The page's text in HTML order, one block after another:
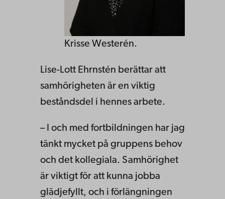
Krisse Westerén.
Lise-Lott Ehrnstén berättar att
samhörigheten är en viktig
beståndsdel i hennes arbete.
– I och med fortbildningen har jag
tänkt mycket på gruppens behov
och det kollegiala. Samhörighet
är viktigt för att kunna jobba
glädjefyllt, och i förlängningen